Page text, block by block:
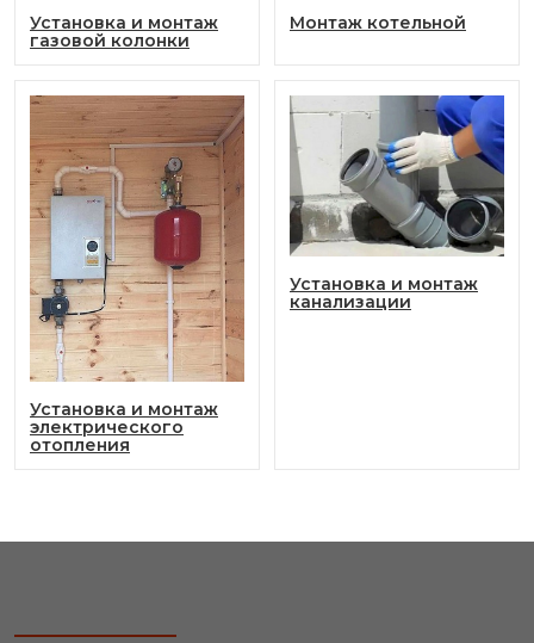
Установка и монтаж
газовой колонки
Монтаж котельной
Установка и монтаж
электрического
отопления
Установка и монтаж
канализации